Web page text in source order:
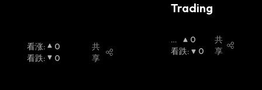
看涨:
0
看跌: 0
共
享
Trading
看
涨:
0
看跌: 0
共
享